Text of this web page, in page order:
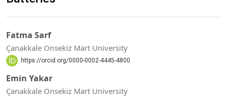
Fatma Sarf
Çanakkale Onsekiz Mart University
https://orcid.org/0000-0002-4445-4800
Emin Yakar
Çanakkale Onsekiz Mart University